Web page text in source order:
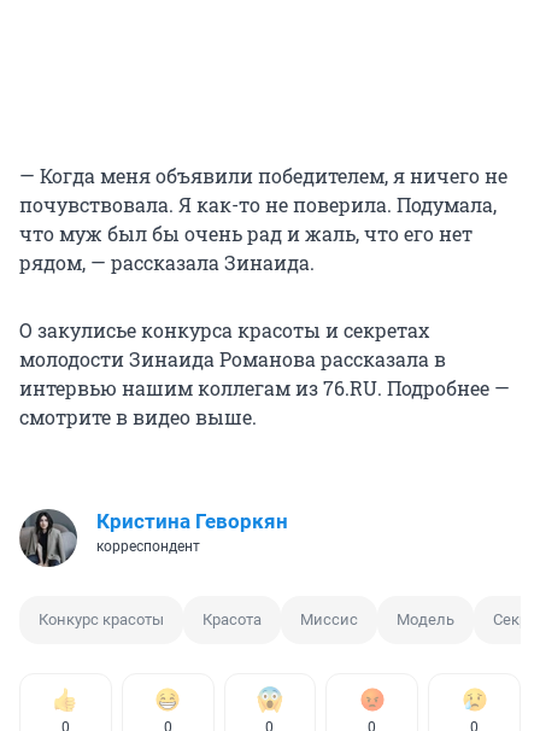
— Когда меня объявили победителем, я ничего не
почувствовала. Я как-то не поверила. Подумала,
что муж был бы очень рад и жаль, что его нет
рядом, — рассказала Зинаида.
О закулисье конкурса красоты и секретах
молодости Зинаида Романова рассказала в
интервью нашим коллегам из 76.RU. Подробнее —
смотрите в видео выше.
Кристина Геворкян
корреспондент
Конкурс красоты Красота Миссис Модель
0 0 0 0 0